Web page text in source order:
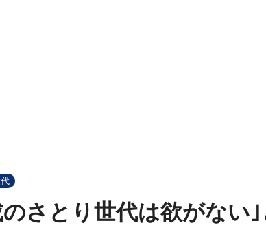
さとり世代は欲がない